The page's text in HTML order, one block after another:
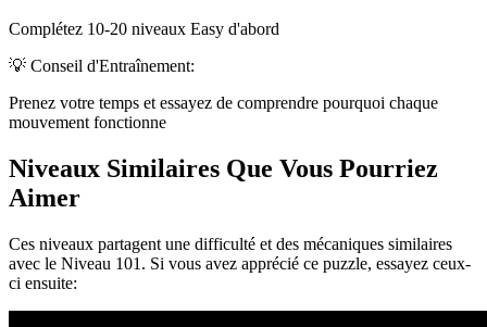
Complétez 10-20 niveaux Easy d'abord
💡 Conseil d'Entraînement:
Prenez votre temps et essayez de comprendre pourquoi chaque
mouvement fonctionne
Niveaux Similaires Que Vous Pourriez
Aimer
Ces niveaux partagent une difficulté et des mécaniques similaires
avec le Niveau 101 . Si vous avez apprécié ce puzzle, essayez ceux-
ci ensuite: